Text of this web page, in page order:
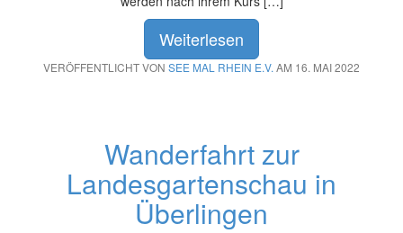
Weiterlesen
VERÖFFENTLICHT VON SEE MAL RHEIN E.V. AM 16. MAI 2022
Wanderfahrt zur
Landesgartenschau in
Überlingen